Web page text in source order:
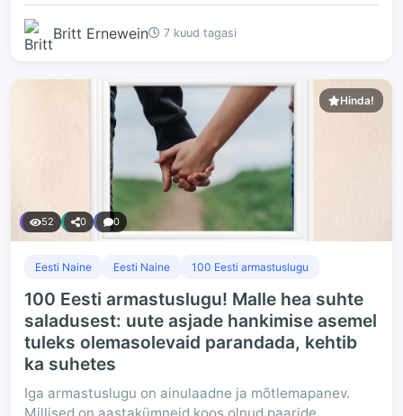
Britt Ernewein 7 kuud tagasi
Hinda!
52 0 0
Eesti Naine Eesti Naine 100 Eesti armastuslugu
100 Eesti armastuslugu! Malle hea suhte
saladusest: uute asjade hankimise asemel
tuleks olemasolevaid parandada, kehtib
ka suhetes
Iga armastuslugu on ainulaadne ja mõtlemapanev.